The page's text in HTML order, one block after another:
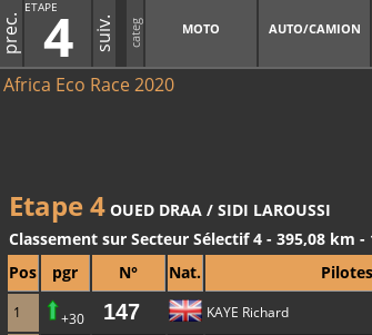
4
ETAPE
suiv. categ MOTO AUTO/CAMION
Africa Eco Race 2020
Etape 4 OUED DRAA / SIDI LAROUSSI
Classement sur Secteur Sélectif 4 - 395,08 km -
Pos pgr N° Nat. Pilotes
1 +30 147 KAYE Richard